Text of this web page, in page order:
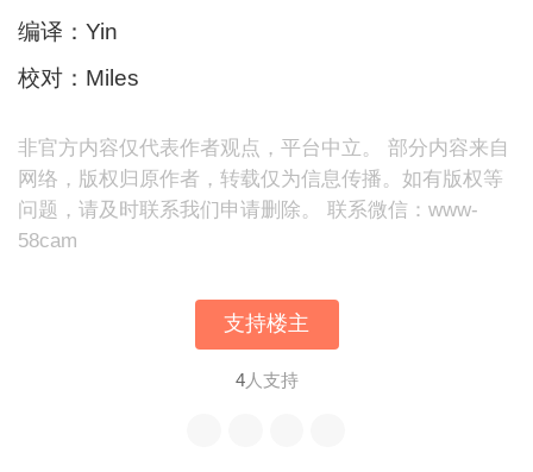
编译：Yin
校对：Miles
非官方内容仅代表作者观点，平台中立。 部分内容来自
网络，版权归原作者，转载仅为信息传播。如有版权等
问题，请及时联系我们申请删除。 联系微信：www-
58cam
支持楼主
4人支持